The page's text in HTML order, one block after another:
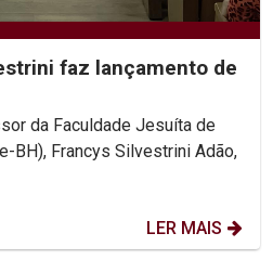
faz lançamento de
da Faculdade Jesuíta de
BH), Francys Silvestrini Adão,
LER MAIS